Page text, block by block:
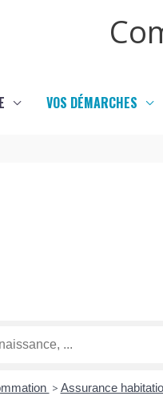
VOS DÉMARCHES
> Assurance